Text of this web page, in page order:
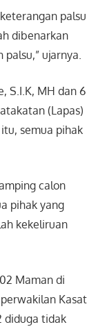
palsu
dibenarkan
ujarnya.
S.I.K, MH dan 6
(Lapas)
semua pihak
calon
pihak yang
kekeliruan
Maman di
Kasat
diduga tidak